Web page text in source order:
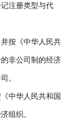
注册类型与代
按《中华人民共
非公司制的经济
。
中华人民共和国
组织。